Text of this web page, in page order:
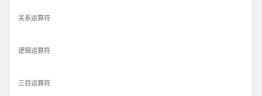
关系运算符
逻辑运算符
三目运算符